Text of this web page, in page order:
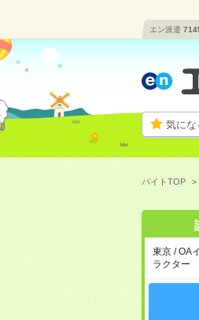
エン派遣
気にな
バイトTOP
東京 / OA
ラクター